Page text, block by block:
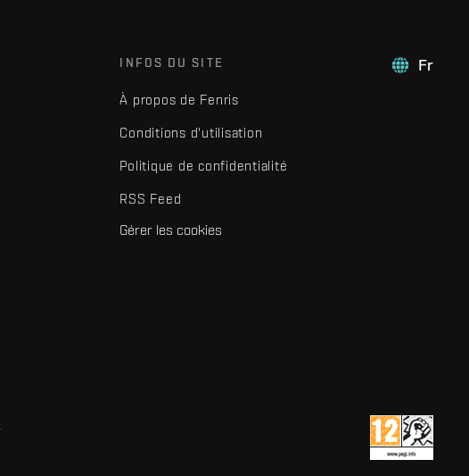
Fr
INFOS DU SITE
À propos de Fenris
Conditions d'utilisation
Politique de confidentialité
RSS Feed
Gérer les cookies